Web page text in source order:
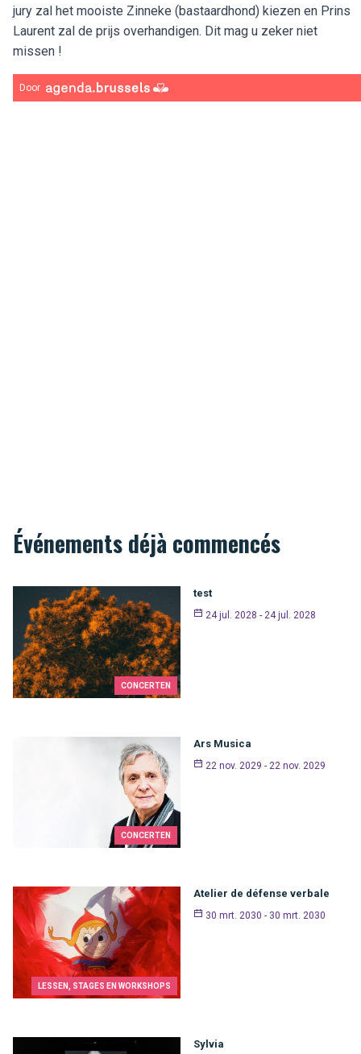
jury zal het mooiste Zinneke (bastaardhond) kiezen en Prins
Laurent zal de prijs overhandigen. Dit mag u zeker niet
missen !
Door
Événements déjà commencés
CONCERTEN
test
24 jul. 2028 - 24 jul. 2028
CONCERTEN
Ars Musica
22 nov. 2029 - 22 nov. 2029
LESSEN, STAGES EN WORKSHOPS
Atelier de défense verbale
30 mrt. 2030 - 30 mrt. 2030
Sylvia